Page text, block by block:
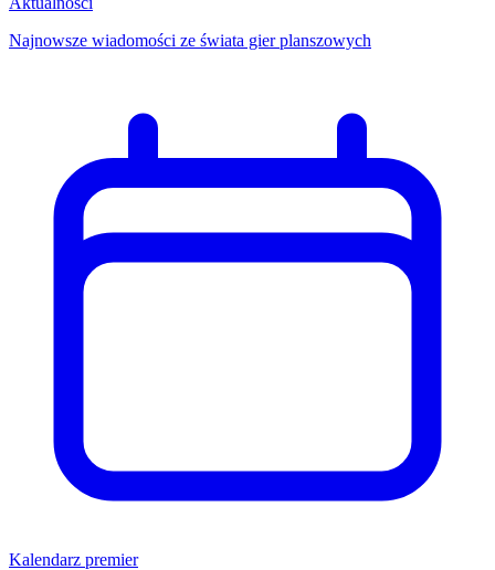
Najnowsze wiadomości ze świata gier planszowych
Kalendarz premier